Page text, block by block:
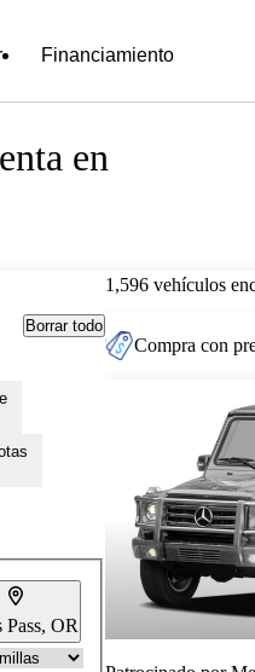
Financiamiento
en
Borrar todo
Pass, OR
1,596 vehículos
Compra con